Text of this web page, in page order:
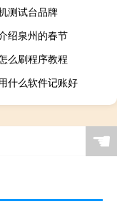
测试台品牌
绍泉州的春节
么刷程序教程
什么软件记账好
☚